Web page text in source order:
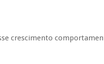
crescimento